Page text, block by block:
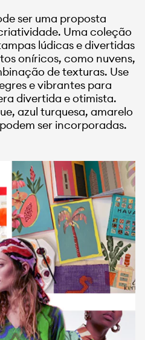
ser uma proposta
Uma coleção
lúdicas e divertidas
oníricos, como nuvens,
de texturas. Use
e vibrantes para
divertida e otimista.
azul turquesa, amarelo
ser incorporadas.